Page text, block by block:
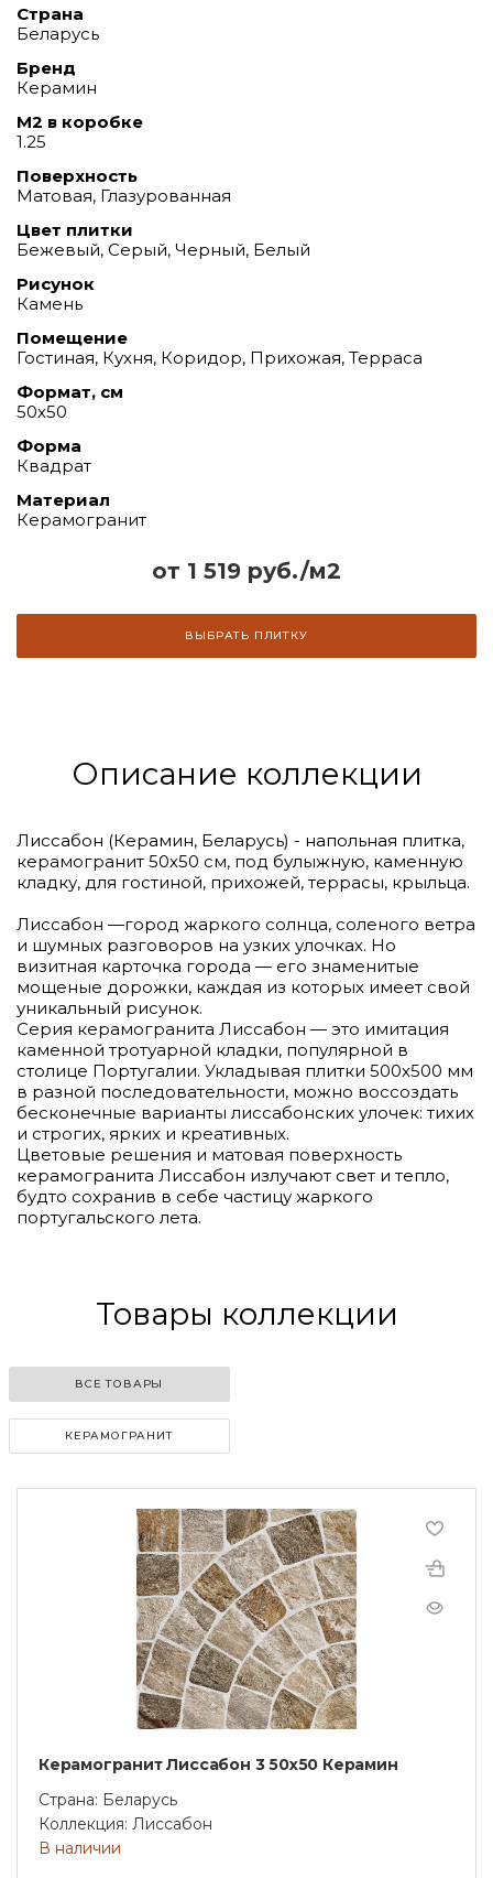
от 1 519 руб./м2
ВЫБРАТЬ ПЛИТКУ
Страна
Беларусь
Бренд
Керамин
М2 в коробке
1.25
Поверхность
Матовая, Глазурованная
Цвет плитки
Бежевый, Серый, Черный, Белый
Рисунок
Камень
Помещение
Гостиная, Кухня, Коридор, Прихожая, Терраса
Формат, см
50х50
Форма
Квадрат
Материал
Керамогранит
Описание коллекции
Лиссабон (Керамин, Беларусь) - напольная плитка,
керамогранит 50х50 см, под булыжную, каменную
кладку, для гостиной, прихожей, террасы, крыльца.
Лиссабон —город жаркого солнца, соленого ветра
и шумных разговоров на узких улочках. Но
визитная карточка города — его знаменитые
мощеные дорожки, каждая из которых имеет свой
уникальный рисунок.
Серия керамогранита Лиссабон — это имитация
каменной тротуарной кладки, популярной в
столице Португалии. Укладывая плитки 500х500 мм
в разной последовательности, можно воссоздать
бесконечные варианты лиссабонских улочек: тихих
и строгих, ярких и креативных.
Цветовые решения и матовая поверхность
керамогранита Лиссабон излучают свет и тепло,
будто сохранив в себе частицу жаркого
португальского лета.
Товары коллекции
ВСЕ ТОВАРЫ
КЕРАМОГРАНИТ
Керамогранит Лиссабон 3 50х50 Керамин
Страна: Беларусь
Коллекция: Лиссабон
В наличии